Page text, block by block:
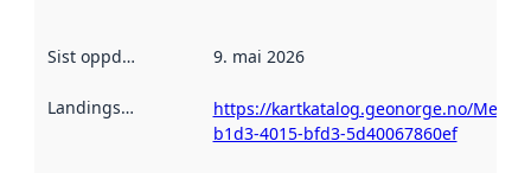
Sist oppdatert 9. mai 2026
Landingsside
https://kartkatalog.geonorge.no/
b1d3-4015-bfd3-5d40067860ef